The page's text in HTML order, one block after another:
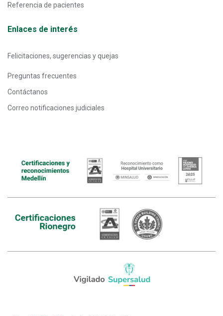
Referencia de pacientes
Enlaces de interés
Felicitaciones, sugerencias y quejas
Preguntas frecuentes
Contáctanos
Correo notificaciones judiciales